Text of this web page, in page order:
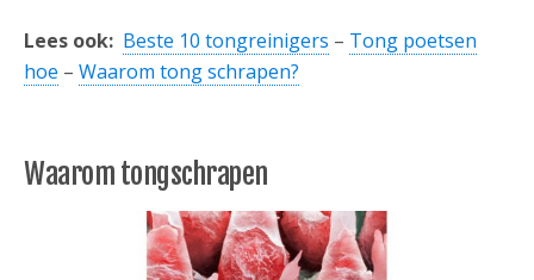
Lees ook: Beste 10 tongreinigers – Tong poetsen
hoe – Waarom tong schrapen?
Waarom tongschrapen